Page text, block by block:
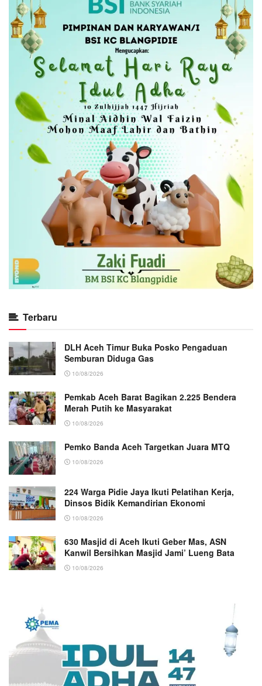
Terbaru
DLH Aceh Timur Buka Posko Pengaduan
Semburan Diduga Gas
10/08/2026
Pemkab Aceh Barat Bagikan 2.225 Bendera
Merah Putih ke Masyarakat
10/08/2026
Pemko Banda Aceh Targetkan Juara MTQ
10/08/2026
224 Warga Pidie Jaya Ikuti Pelatihan Kerja,
Dinsos Bidik Kemandirian Ekonomi
10/08/2026
630 Masjid di Aceh Ikuti Geber Mas, ASN
Kanwil Bersihkan Masjid Jami’ Lueng Bata
10/08/2026